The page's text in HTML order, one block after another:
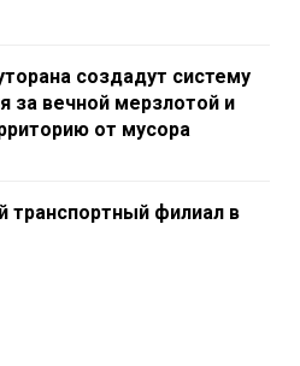
создадут систему
за вечной мерзлотой и
от мусора
транспортный филиал в